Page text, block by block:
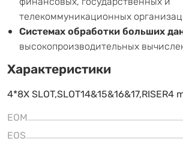
телекоммуникационных
Системах обработки больших
высокопроизводительных
Характеристики
4*8X SLOT,SLOT14&15&16&17,RISER4
EOM
EOS